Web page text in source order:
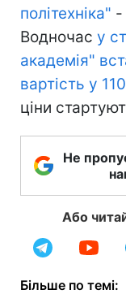
політехніка" -
Водночас у
академія"
вартість у
ціни
Не
Або
Більше по темі: